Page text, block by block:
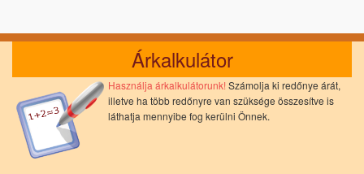
Árkalkulátor
Használja árkalkulátorunk! Számolja ki redőnye árát,
illetve ha több redőnyre van szüksége összesítve is
láthatja mennyibe fog kerülni Önnek.